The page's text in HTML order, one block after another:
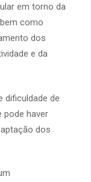
em torno da
como
dos
e da
dificuldade de
pode haver
dos